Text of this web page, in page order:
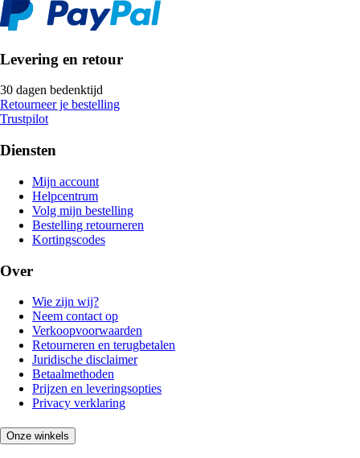
Levering en retour
30 dagen bedenktijd
Retourneer je bestelling
Trustpilot
Diensten
Mijn account
Helpcentrum
Volg mijn bestelling
Bestelling retourneren
Kortingscodes
Over
Wie zijn wij?
Neem contact op
Verkoopvoorwaarden
Retourneren en terugbetalen
Juridische disclaimer
Betaalmethoden
Prijzen en leveringsopties
Privacy verklaring
Onze winkels